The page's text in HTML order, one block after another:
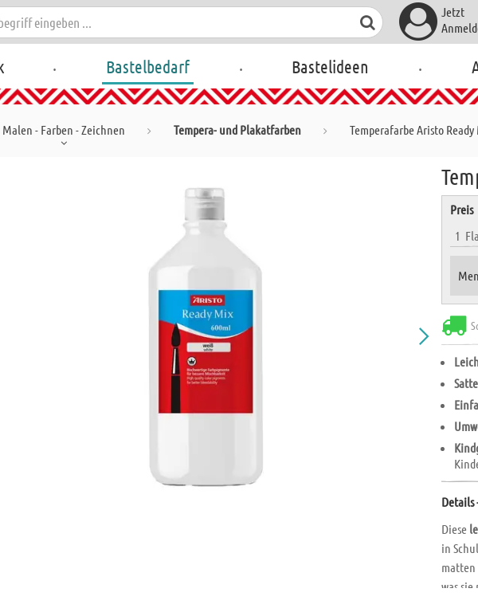
Jetzt
. Bastelbedarf . Bastelideen .
Malen - Farben - Zeichnen Tempera- und Plakatfarben Temperafarbe Aristo Ready
Preis
1
Details
Diese
in
was